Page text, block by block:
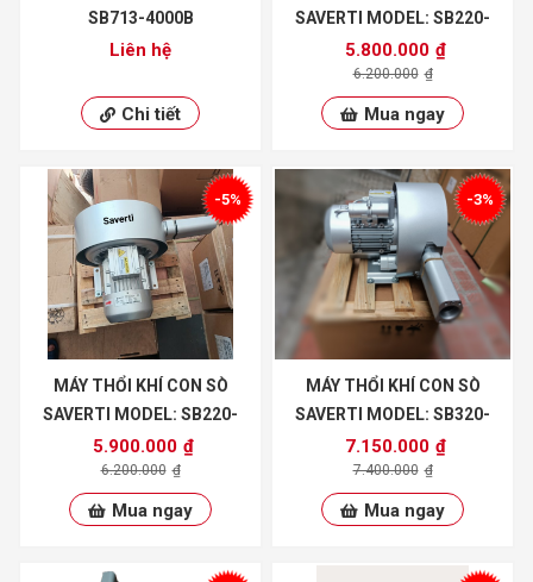
SB713-4000B
Liên hệ
Chi tiết
SAVERTI MODEL: SB220-
700/2
5.800.000 ₫
6.200.000 ₫
Mua ngay
MÁY THỔI KHÍ CON SÒ
SAVERTI MODEL: SB220-
700S2
5.900.000 ₫
6.200.000 ₫
Mua ngay
-5%
MÁY THỔI KHÍ CON SÒ
SAVERTI MODEL: SB320-
1100/2
7.150.000 ₫
7.400.000 ₫
Mua ngay
-3%